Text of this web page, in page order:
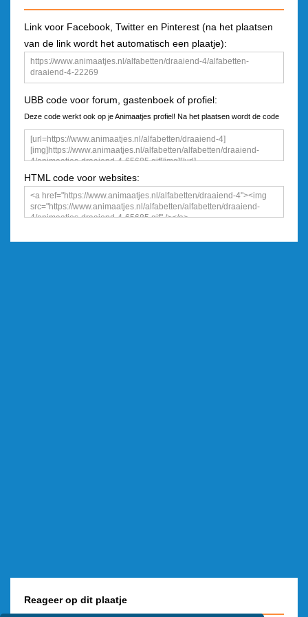
Link voor Facebook, Twitter en Pinterest (na het plaatsen
van de link wordt het automatisch een plaatje):
UBB code voor forum, gastenboek of profiel:
Deze code werkt ook op je Animaatjes profiel! Na het plaatsen wordt de code
een plaatje
HTML code voor websites:
Reageer op dit plaatje